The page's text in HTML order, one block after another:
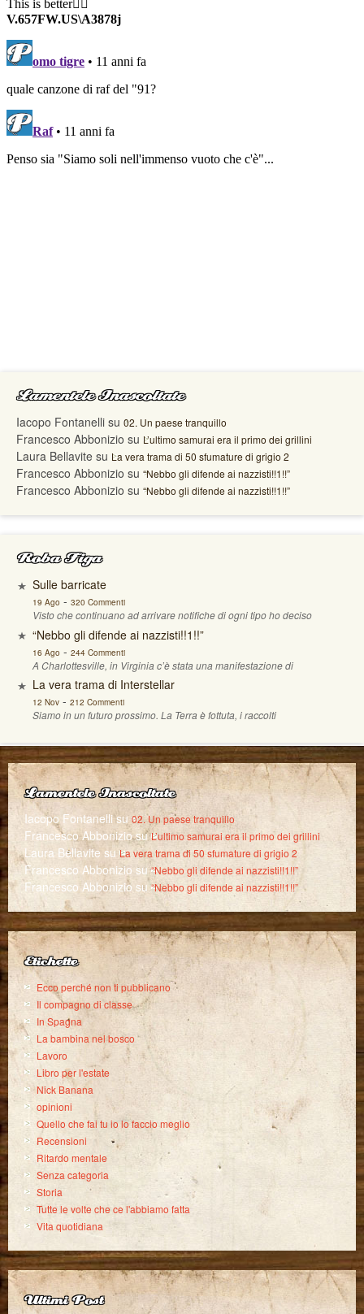
Lamentele Inascoltate
Iacopo Fontanelli su 02. Un paese tranquillo
Francesco Abbonizio su L’ultimo samurai era il primo dei grillini
Laura Bellavite su La vera trama di 50 sfumature di grigio 2
Francesco Abbonizio su “Nebbo gli difende ai nazzisti!!1!!”
Francesco Abbonizio su “Nebbo gli difende ai nazzisti!!1!!”
Roba Figa
Sulle barricate
19 Ago - 320 Commenti
Visto che continuano ad arrivare notifiche di ogni tipo ho deciso
“Nebbo gli difende ai nazzisti!!1!!”
16 Ago - 244 Commenti
A Charlottesville, in Virginia c’è stata una manifestazione di
La vera trama di Interstellar
12 Nov- 212 Commenti
Siamo in un futuro prossimo. La Terra è fottuta, i raccolti
Lamentele Inascoltate
Iacopo Fontanellisu02. Un paese tranquillo
Francesco AbboniziosuL’ultimo samurai era il primo dei grillini
Laura Bellavite su La vera trama di 50 sfumature di grigio 2
Francesco Abbonizio su“Nebbo gli difende ai nazzisti!!1!!”
Francesco Abbonizio su“Nebbo gli difende ai nazzisti!!1!!”
Etichette
Ecco perché non ti pubblicano
Il compagno di classe
In Spagna
La bambina nel bosco
Lavoro
Libro per l'estate
Nick Banana
opinioni
Quello che fai tu io lo faccio meglio
Recensioni
Ritardo mentale
Senza categoria
Storia
Tutte le volte che ce l'abbiamo fatta
Vita quotidiana
Ultimi Post